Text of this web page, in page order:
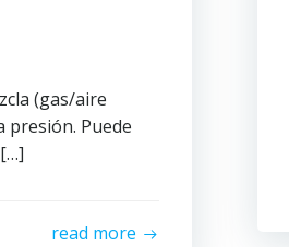
(gas/aire
presión. Puede
read more